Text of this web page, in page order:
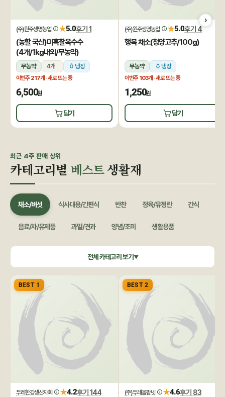
(주)원주생명농업 ★5.0후기 1
(농할 국산)미흑찰옥수수
(4개/1kg내외/무농약)
무농약 4개 냉장
이번주217개 · 새로 뜨는 중
6,500원
담기
(주)원주생명농업 ★5.0후기 4
행복 채소(청양고추/100g)
무농약 냉장
이번주103개 · 새로 뜨는 중
1,250원
담기
최근 4주 판매 상위
카테고리별 베스트생활재
채소/버섯 식사대용/간편식 반찬 정육/유정란 간식
음료/차/유제품 과일/견과 양념/조미 생활용품
쌀/잡곡 수산/건어물 공정무역(민중교역) 건강식품/꿀
전체 카테고리 보기▼
BEST 1
두레한강생산자회 ★4.2후기 144
BEST 2
(주)두레올팜넷 ★4.6후기 83